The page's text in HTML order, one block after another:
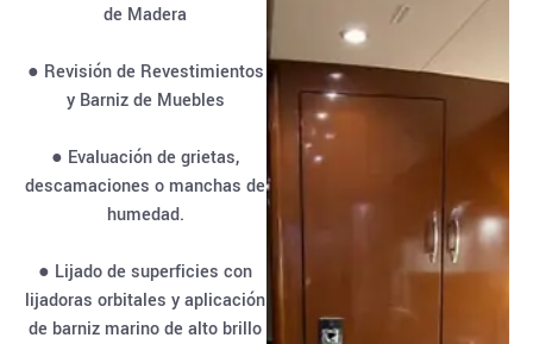
de Madera
● Revisión de Revestimientos
y Barniz de Muebles
● Evaluación de grietas,
descamaciones o manchas de
humedad.
● Lijado de superficies con
lijadoras orbitales y aplicación
de barniz marino de alto brillo